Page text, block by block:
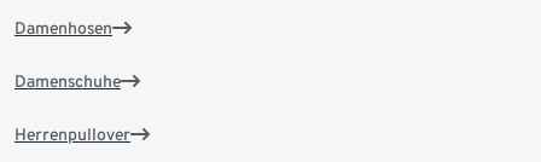
Damenhosen
Damenschuhe
Herrenpullover